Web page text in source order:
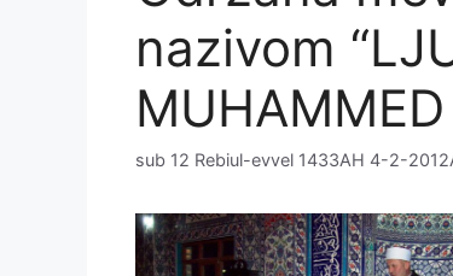
nazivom
sub 12 Rebiul-evvel 1433AH 4-2-